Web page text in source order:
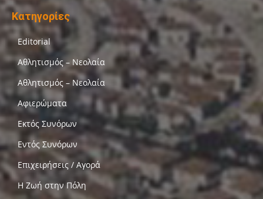
Κατηγορίες
Editorial
Αθλητισμός – Νεολαία
Αθλητισμός – Νεολαία
Αφιερώματα
Εκτός Συνόρων
Εντός Συνόρων
Επιχειρήσεις / Αγορά
Η Ζωή στην Πόλη